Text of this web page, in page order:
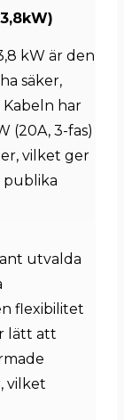
kW är den
säker,
har
(20A, 3-fas)
vilket ger
publika
utvalda
flexibilitet
lätt att
vilket